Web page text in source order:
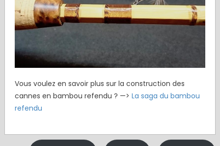
Vous voulez en savoir plus sur la construction des
cannes en bambou refendu ? —> La saga du bambou
refendu